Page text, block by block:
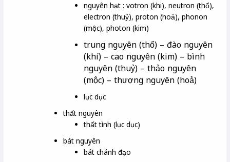
nguyên hạt : votron (khi), neutron (thổ),
electron (thuỷ), proton (hoả), phonon
(mộc), photon (kim)
trung nguyên (thổ) –đào nguyên
(khí) –cao nguyên (kim) – bình
nguyên (thuỷ) –thảo nguyên
(mộc) –thượng nguyên (hoả)
lục dục
thất nguyên
thất tình (lục dục)
bát nguyên
bát chánh đạo